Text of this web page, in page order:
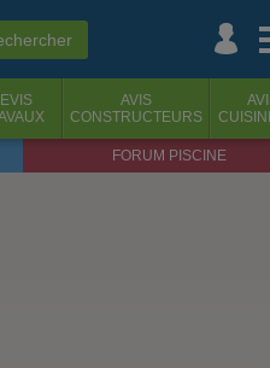
AVIS
CONSTRUCTEURS
FORUM PISCINE